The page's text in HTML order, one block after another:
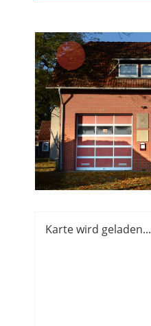
Karte wird geladen...